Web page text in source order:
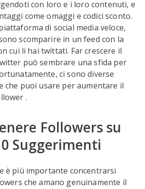
con loro e i loro contenuti, e
come omaggi e codici sconto.
di social media veloce,
scomparire in un feed con la
cui li hai twittati. Far crescere il
può sembrare una sfida per
ci sono diverse
che puoi usare per aumentare il
.
Followers su
Suggerimenti
è più importante concentrarsi
che amano genuinamente il